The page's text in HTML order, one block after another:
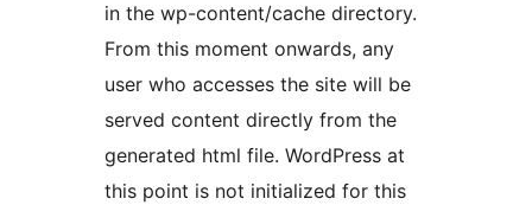
in the wp-content/cache directory.
From this moment onwards, any
user who accesses the site will be
served content directly from the
generated html file. WordPress at
this point is not initialized for this